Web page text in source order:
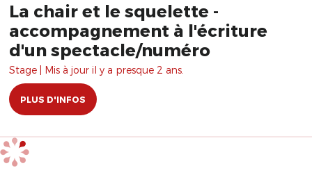
La chair et le squelette -
accompagnement à l'écriture
d'un spectacle/numéro
Stage | Mis à jour il y a presque 2 ans.
PLUS D'INFOS